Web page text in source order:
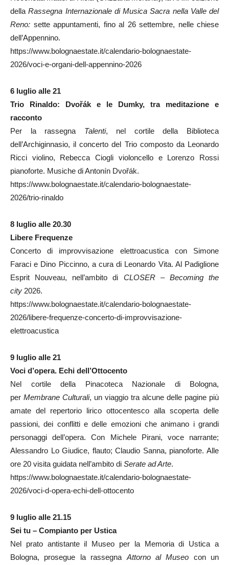
dellaRassegna Internazionale di Musica Sacra nella Valle del
Reno: sette appuntamenti, fino al 26 settembre, nelle chiese
dell’Appennino.
https://www.bolognaestate.it/calendario-bolognaestate-
2026/voci-e-organi-dell-appennino-2026
6 luglio alle 21
Trio Rinaldo: Dvořák e le Dumky, tra meditazione e
racconto
Per la rassegna Talenti, nel cortile della Biblioteca
dell’Archiginnasio, il concerto del Trio composto da Leonardo
Ricci violino, Rebecca Ciogli violoncello e Lorenzo Rossi
pianoforte. Musiche di Antonín Dvořák.
https://www.bolognaestate.it/calendario-bolognaestate-
2026/trio-rinaldo
8 luglio alle 20.30
Libere Frequenze
Concerto di improvvisazione elettroacustica con Simone
Faraci e Dino Piccinno, a cura di Leonardo Vita. Al Padiglione
Esprit Nouveau, nell’ambito di CLOSER – Becoming the
city 2026.
https://www.bolognaestate.it/calendario-bolognaestate-
2026/libere-frequenze-concerto-di-improvvisazione-
elettroacustica
9 luglio alle 21
Voci d’opera. Echi dell’Ottocento
Nel cortile della Pinacoteca Nazionale di Bologna,
per Membrane Culturali, un viaggio tra alcune delle pagine più
amate del repertorio lirico ottocentesco alla scoperta delle
passioni, dei conflitti e delle emozioni che animano i grandi
personaggi dell’opera. Con Michele Pirani, voce narrante;
Alessandro Lo Giudice, flauto; Claudio Sanna, pianoforte. Alle
ore 20 visita guidata nell’ambito di Serate ad Arte.
https://www.bolognaestate.it/calendario-bolognaestate-
2026/voci-d-opera-echi-dell-ottocento
9 luglio alle 21.15
Sei tu – Compianto per Ustica
Nel prato antistante il Museo per la Memoria di Ustica a
Bologna, prosegue la rassegna Attorno al Museo con un